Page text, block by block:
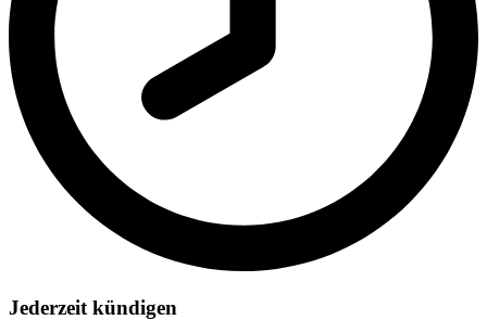
Jederzeit kündigen